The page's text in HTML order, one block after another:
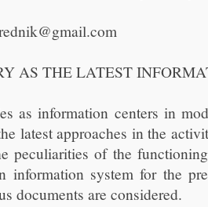
AS THE LATEST
as information centers in
latest approaches in the
peculiarities of the
information system for the
documents are considered.